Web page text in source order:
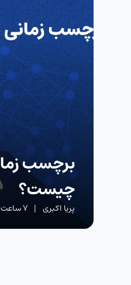
چیست؟
پریا اکبری | 7 ساعت پیش